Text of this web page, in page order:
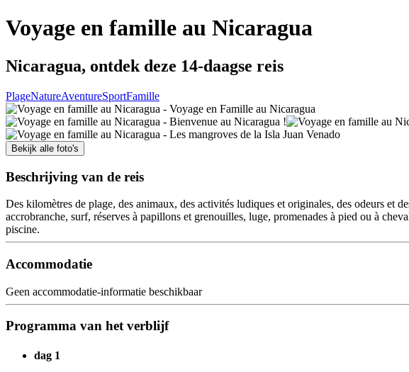
Voyage en famille au Nicaragua
Nicaragua, ontdek deze 14-daagse reis
PlageNatureAventureSportFamille
Bekijk alle foto's
Beschrijving van de reis
Des kilomètres de plage, des animaux, des activités ludiques et originales, des odeurs et
accrobranche, surf, réserves à papillons et grenouilles, luge, promenades à pied ou à
piscine.
Accommodatie
Geen accommodatie-informatie beschikbaar
Programma van het verblijf
dag 1